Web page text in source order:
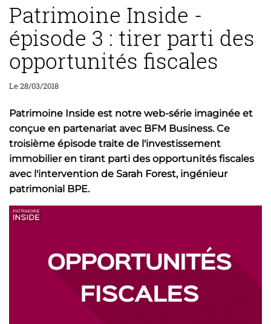
Patrimoine Inside -
épisode 3 : tirer parti des
opportunités fiscales
Le 28/03/2018
Patrimoine Inside est notre web-série imaginée et
conçue en partenariat avec BFM Business. Ce
troisième épisode traite de l'investissement
immobilier en tirant parti des opportunités fiscales
avec l'intervention de Sarah Forest, ingénieur
patrimonial BPE.